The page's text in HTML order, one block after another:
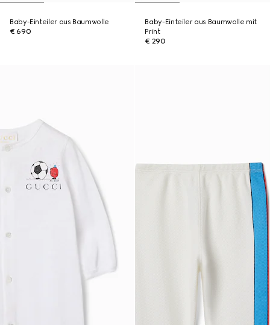
Baby-Einteiler aus Baumwolle
€ 690
Baby-Einteiler aus Baumwolle mit
Print
€ 290